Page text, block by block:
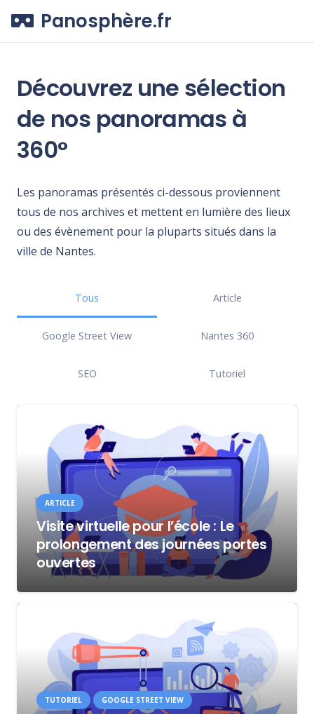
Panosphère.fr
Découvrez une sélection
de nos panoramas à
360°
Les panoramas présentés ci-dessous proviennent
tous de nos archives et mettent en lumière des lieux
ou des évènement pour la pluparts situés dans la
ville de Nantes.
Tous Article
Google Street View Nantes 360
SEO Tutoriel
ARTICLE
Visite virtuelle pour l’école : Le
prolongement des journées portes
ouvertes
TUTORIEL GOOGLE STREET VIEW